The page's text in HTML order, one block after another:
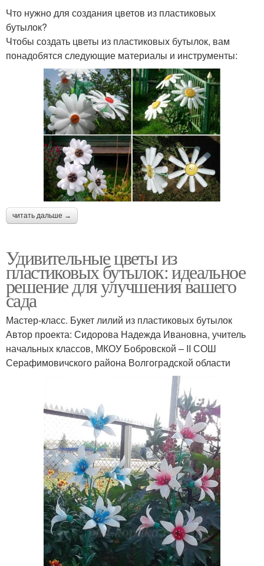
Что нужно для создания цветов из пластиковых
бутылок?
Чтобы создать цветы из пластиковых бутылок, вам
понадобятся следующие материалы и инструменты:
читать дальше →
Удивительные цветы из
пластиковых бутылок: идеальное
решение для улучшения вашего
сада
Мастер-класс. Букет лилий из пластиковых бутылок
Автор проекта: Сидорова Надежда Ивановна, учитель
начальных классов, МКОУ Бобровской – ΙΙ СОШ
Серафимовичского района Волгоградской области